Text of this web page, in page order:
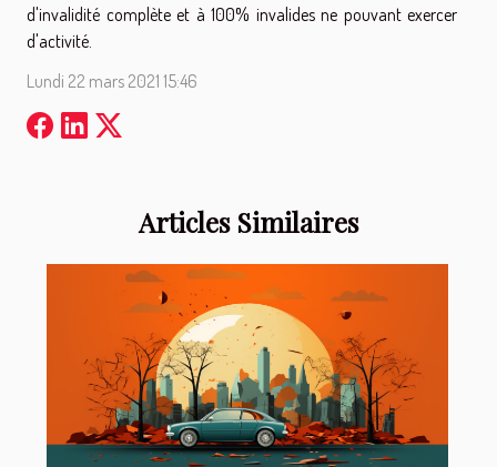
d'invalidité complète et à 100% invalides ne pouvant exercer
d'activité.
Lundi 22 mars 2021 15:46
Articles Similaires